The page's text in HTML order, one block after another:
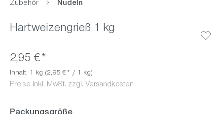
Zubehör Nudeln
Hartweizengrieß 1 kg
2,95 €*
Inhalt: 1 kg (2,95 €* / 1 kg)
Preise inkl. MwSt. zzgl. Versandkosten